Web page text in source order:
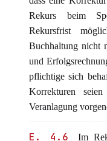
Rekurs beim
Rekursfrist
Buchhaltung nicht
und
pflichtige sich
Korrekturen
Veranlagung
E. 4.6
Im